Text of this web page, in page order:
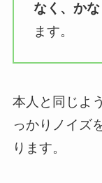
なく、か
ます。
本人と同じよ
っかりノイズ
ります。